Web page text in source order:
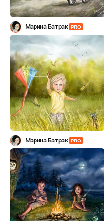
Марина Батрак PRO
Марина Батрак PRO